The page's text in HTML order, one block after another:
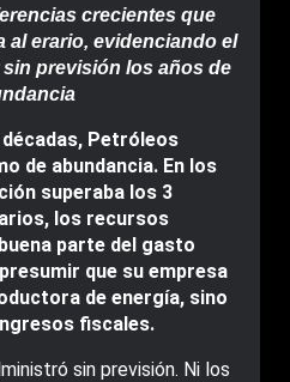
crecientes que
al erario, evidenciando el
previsión los años de
Petróleos
de abundancia. En los
superaba los 3
los recursos
parte del gasto
que su empresa
de energía, sino
fiscales.
sin previsión. Ni los